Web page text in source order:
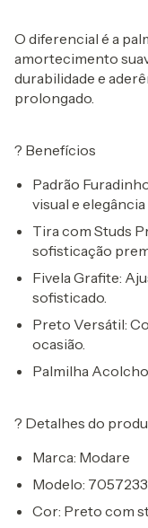
O diferencial é a
amortecimento
durabilidade e
prolongado.
? Benefícios
Padrão
visual e
Tira com Studs
sofisticação
Fivela Grafite:
sofisticado.
Preto Versátil:
ocasião.
Palmilha
? Detalhes do
Marca: Modare
Modelo: 7057233
Cor: Preto com